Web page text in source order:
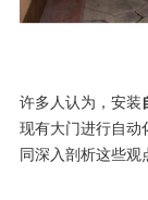
许多人认为，安装
现有大门进行自动
同深入剖析这些观